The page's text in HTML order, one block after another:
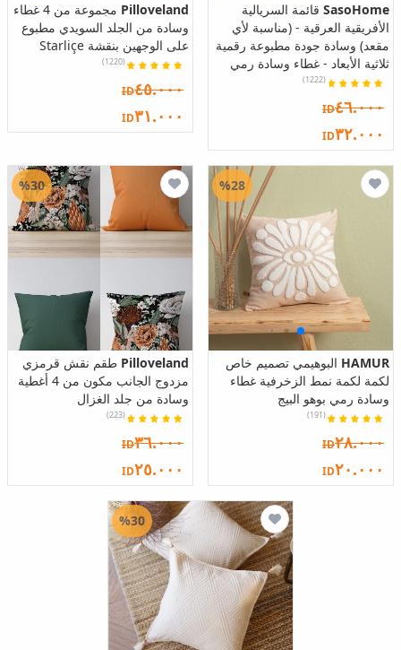
SasoHome قائمة السريالية
الأفريقية العرقية - (مناسبة لأي
مقعد) وسادة جودة مطبوعة رقمية
ثلاثية الأبعاد - غطاء وسادة رمي
(1222)
ID٤٦.٠٠٠
ID٣٢.٠٠٠
Pilloveland
مجموعة من 4 غطاء
وسادة من الجلد السويدي مطبوع
على الوجهين بنقشة Starliçe
(1220)
ID٤٥.٠٠٠
ID٣١.٠٠٠
HAMUR البوهيمي تصميم خاص
لكمة لكمة نمط الزخرفية غطاء
وسادة رمي بوهو البيج
(191)
ID٢٨.٠٠٠
ID٢٠.٠٠٠
%28
Pilloveland طقم نقش قرمزي
مزدوج الجانب مكون من 4 أغطية
وسادة من جلد الغزال
(223)
ID٣٦.٠٠٠
ID٢٥.٠٠٠
%30
%30